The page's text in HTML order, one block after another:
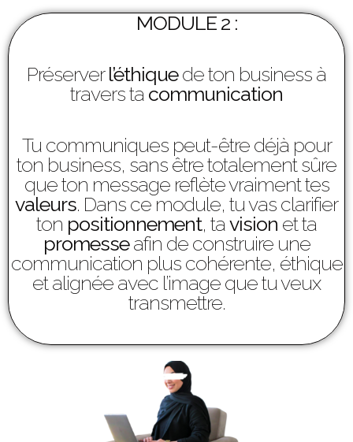
MODULE 2 :
Préserverl’éthiquede ton business à
travers ta communication
Tu communiques peut-être déjà pour
ton business, sans être totalement sûre
que ton message reflète vraiment tes
valeurs. Dans ce module, tu vas clarifier
ton positionnement, ta vision et ta
promesseafin de construire une
communication plus cohérente, éthique
et alignée avec l’image que tu veux
transmettre.